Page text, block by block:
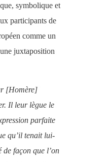
symbolique et
participants de
comme un
juxtaposition
[Homère]
Il leur lègue le
parfaite
qu’il tenait lui-
de façon que l’on